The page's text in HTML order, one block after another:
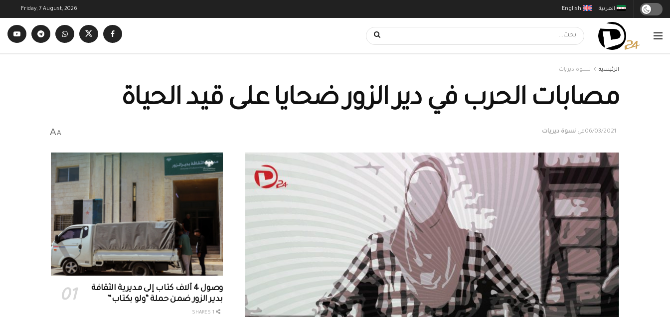
English العربية Friday, 7 August, 2026
الرئيسية نسوة ديريات
مصابات الحرب في دير الزور ضحايا على قيد الحياة
06/03/2021في نسوة ديريات A
A
وصول 4 آلاف كتاب إلى مديرية الثقافة
بدير الزور ضمن حملة “ولو بكتاب”